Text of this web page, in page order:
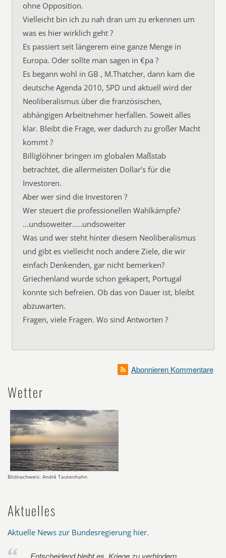
ohne Opposition.
Vielleicht bin ich zu nah dran um zu erkennen um
was es hier wirklich geht ?
Es passiert seit längerem eine ganze Menge in
Europa. Oder sollte man sagen in €pa ?
Es begann wohl in GB , M.Thatcher, dann kam die
deutsche Agenda 2010, SPD und aktuell wird der
Neoliberalismus über die französischen,
abhängigen Arbeitnehmer herfallen. Soweit alles
klar. Bleibt die Frage, wer dadurch zu großer Macht
kommt ?
Billiglöhner bringen im globalen Maßstab
betrachtet, die allermeisten Dollar’s für die
Investoren.
Aber wer sind die Investoren ?
Wer steuert die professionellen Wahlkämpfe?
…undsoweiter…..undsoweiter
Was und wer steht hinter diesem Neoliberalismus
und gibt es vielleicht noch andere Ziele, die wir
einfach Denkenden, gar nicht bemerken?
Griechenland wurde schon gekapert, Portugal
konnte sich befreien. Ob das von Dauer ist, bleibt
abzuwarten.
Fragen, viele Fragen. Wo sind Antworten ?
Abonnieren Kommentare
Wetter
Bildnachweis: André Tautenhahn
Aktuelles
Aktuelle News zur Bundesregierung hier.
Entscheidend bleibt es, Kriege zu verhindern.